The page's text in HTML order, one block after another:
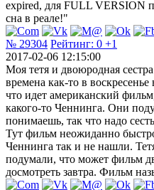
expired, для FULL VERSION
сна в реале!"
№ 29304 Рейтинг: 0 +1
2017-02-06 12:15:00
Моя тетя и двоюродная
времена как-то в
что идет американский
какого-то Ченнинга. Они
понимаешь, так что надо
Тут фильм неожиданно
Ченнинга так и не нашли.
подумали, что может фильм
досмотреть завтра. Фильм